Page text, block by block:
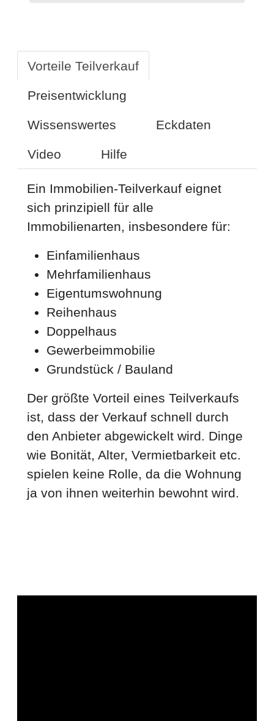
Vorteile Teilverkauf
Preisentwicklung
Wissenswertes Eckdaten
Video Hilfe
Ein Immobilien-Teilverkauf eignet
sich prinzipiell für alle
Immobilienarten, insbesondere für:
Einfamilienhaus
Mehrfamilienhaus
Eigentumswohnung
Reihenhaus
Doppelhaus
Gewerbeimmobilie
Grundstück / Bauland
Der größte Vorteil eines Teilverkaufs
ist, dass der Verkauf schnell durch
den Anbieter abgewickelt wird. Dinge
wie Bonität, Alter, Vermietbarkeit etc.
spielen keine Rolle, da die Wohnung
ja von ihnen weiterhin bewohnt wird.